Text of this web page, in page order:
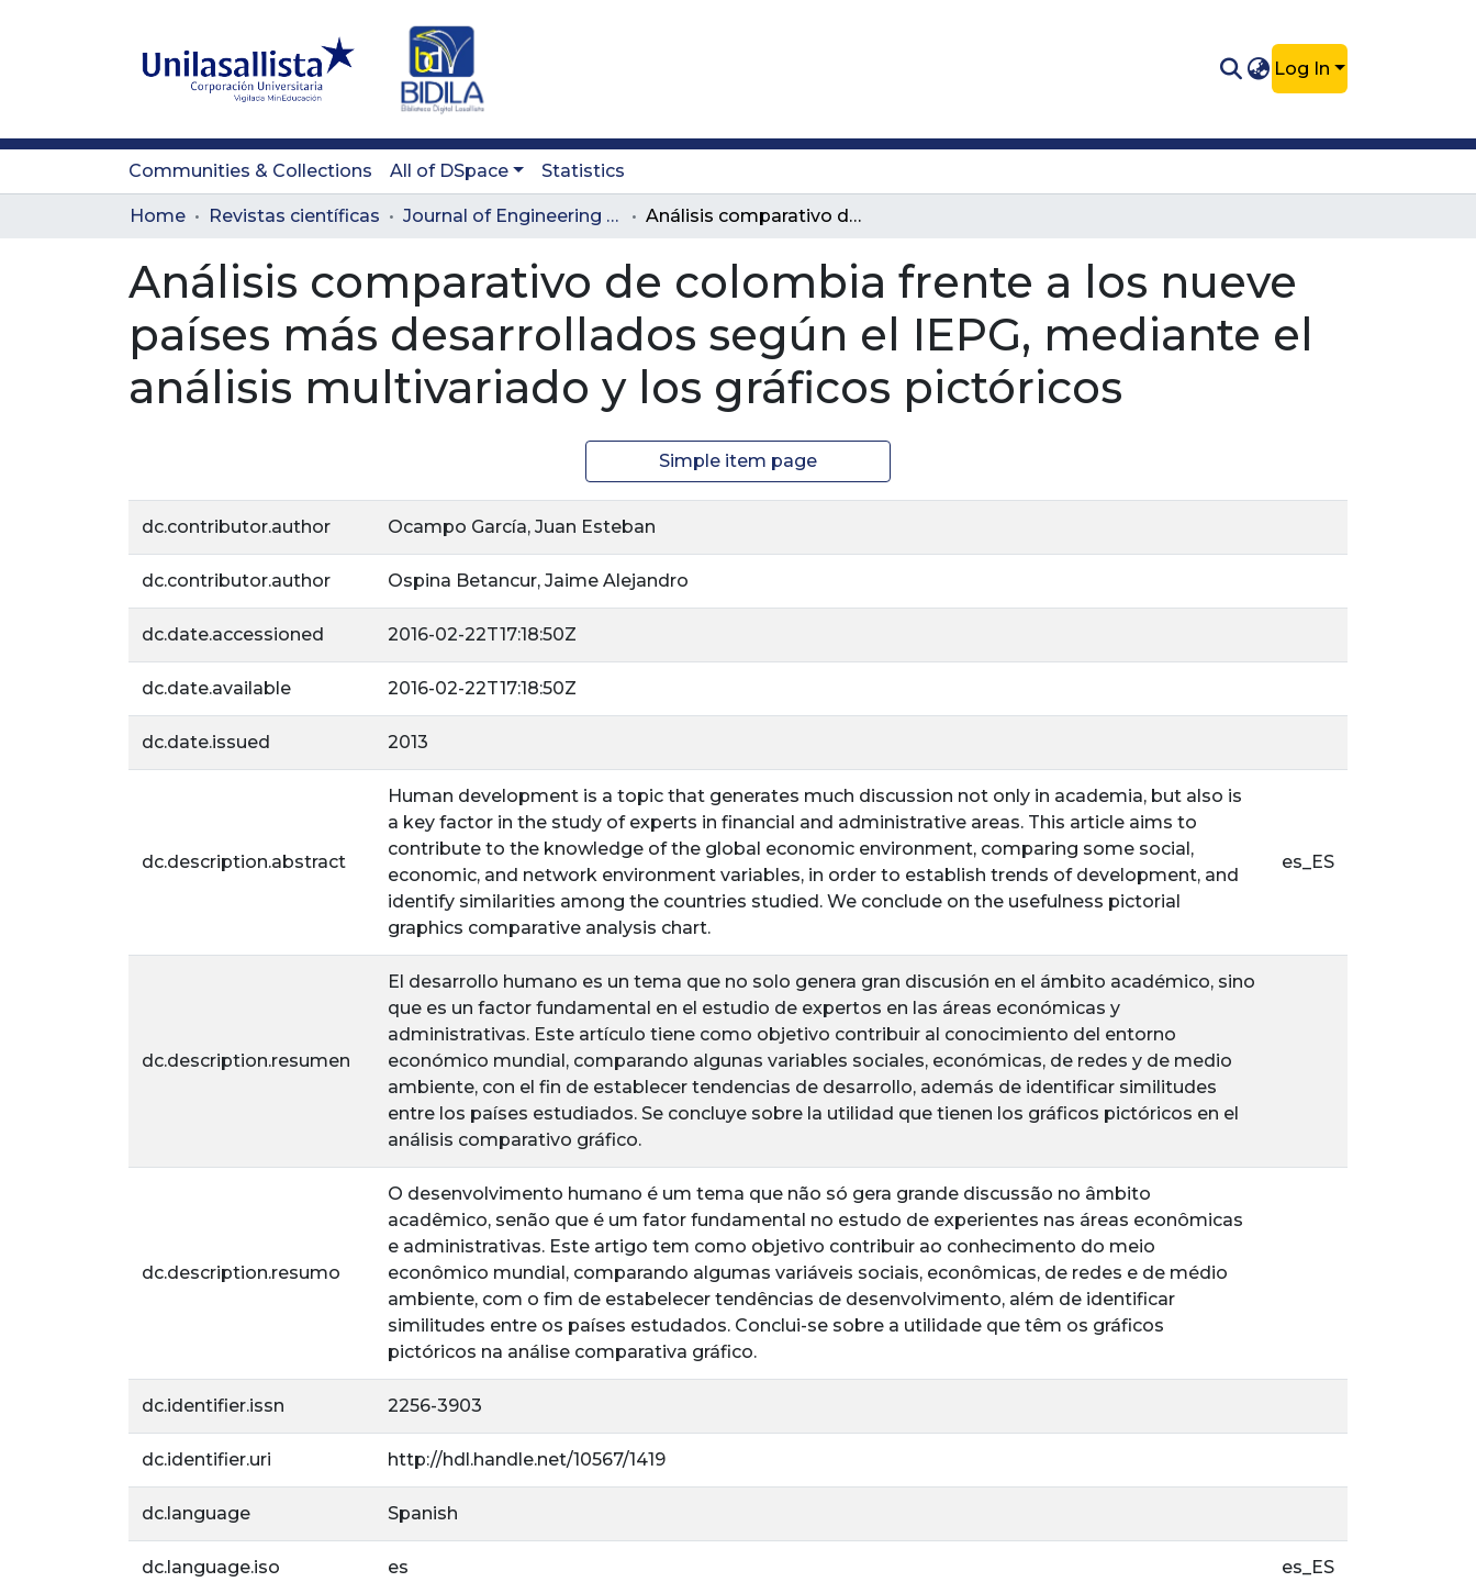
Log In
Communities & Collections All of DSpace Statistics
Home Revistas científicas Journal of Engineering and Technology Análisis comparativo de colombia frente a los nueve países más desarrollados según el IEPG, mediante el análisis multivariado y los gráficos pictóricos
Análisis comparativo de colombia frente a los nueve
países más desarrollados según el IEPG, mediante el
análisis multivariado y los gráficos pictóricos
Simple item page
dc.contributor.author Ocampo García, Juan Esteban
dc.contributor.author Ospina Betancur, Jaime Alejandro
dc.date.accessioned 2016-02-22T17:18:50Z
dc.date.available 2016-02-22T17:18:50Z
dc.date.issued 2013
dc.description.abstract
Human development is a topic that generates much discussion not only in academia, but also is
a key factor in the study of experts in financial and administrative areas. This article aims to
contribute to the knowledge of the global economic environment, comparing some social,
economic, and network environment variables, in order to establish trends of development, and
identify similarities among the countries studied. We conclude on the usefulness pictorial
graphics comparative analysis chart.
es_ES
dc.description.resumen
El desarrollo humano es un tema que no solo genera gran discusión en el ámbito académico, sino
que es un factor fundamental en el estudio de expertos en las áreas económicas y
administrativas. Este artículo tiene como objetivo contribuir al conocimiento del entorno
económico mundial, comparando algunas variables sociales, económicas, de redes y de medio
ambiente, con el fin de establecer tendencias de desarrollo, además de identificar similitudes
entre los países estudiados. Se concluye sobre la utilidad que tienen los gráficos pictóricos en el
análisis comparativo gráfico.
dc.description.resumo
O desenvolvimento humano é um tema que não só gera grande discussão no âmbito
acadêmico, senão que é um fator fundamental no estudo de experientes nas áreas econômicas
e administrativas. Este artigo tem como objetivo contribuir ao conhecimento do meio
econômico mundial, comparando algumas variáveis sociais, econômicas, de redes e de médio
ambiente, com o fim de estabelecer tendências de desenvolvimento, além de identificar
similitudes entre os países estudados. Conclui-se sobre a utilidade que têm os gráficos
pictóricos na análise comparativa gráfico.
dc.identifier.issn 2256-3903
dc.identifier.uri http://hdl.handle.net/10567/1419
dc.language Spanish
dc.language.iso es es_ES